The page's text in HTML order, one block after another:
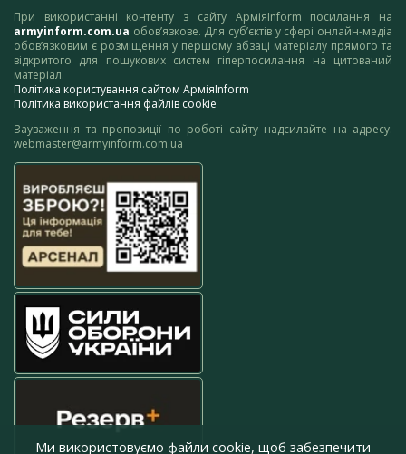
При використанні контенту з сайту АрміяInform посилання на
armyinform.com.ua обов’язкове. Для суб’єктів у сфері онлайн-медіа
обов’язковим є розміщення у першому абзаці матеріалу прямого та
відкритого для пошукових систем гіперпосилання на цитований
матеріал.
Політика користування сайтом АрміяInform
Політика використання файлів cookie
Зауваження та пропозиції по роботі сайту надсилайте на адресу:
webmaster@armyinform.com.ua
Ми використовуємо файли cookie, щоб забезпечити